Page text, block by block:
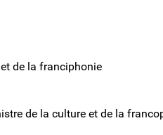
de la franciphonie
de la culture et de la